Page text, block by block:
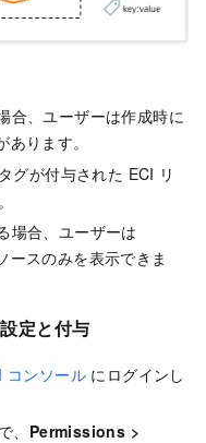
合、ユーザーは作成時に
ります。
タグが付与された ECI リ
場合、ユーザーは
ースのみを表示できま
定と付与
コンソール にログインし
Permissions >